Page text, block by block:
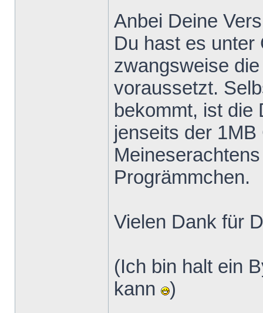
Anbei Deine
Du hast es unter
zwangsweise
voraussetzt.
bekommt, ist die
jenseits der 1MB
Progrämmchen.
Vielen Dank für
(Ich bin halt ein
kann
)